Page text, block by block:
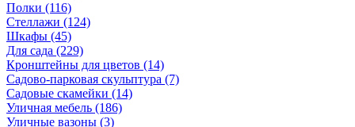
Полки (116)
Стеллажи (124)
Шкафы (45)
Для сада (229)
Кронштейны для цветов (14)
Садово-парковая скульптура (7)
Садовые скамейки (14)
Уличная мебель (186)
Уличные вазоны (3)